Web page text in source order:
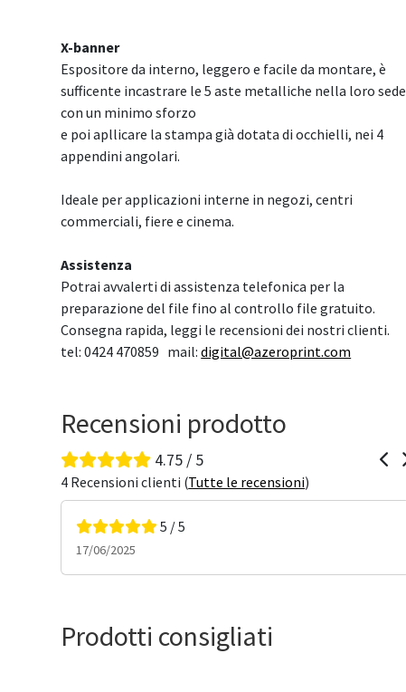
X-banner
Espositore da interno, leggero e facile da montare, è
sufficente incastrare le 5 aste metalliche nella loro sede
con un minimo sforzo
e poi apllicare la stampa già dotata di occhielli, nei 4
appendini angolari.
Ideale per applicazioni interne in negozi, centri
commerciali, fiere e cinema.
Assistenza
Potrai avvalerti di assistenza telefonica per la
preparazione del file fino al controllo file gratuito.
Consegna rapida, leggi le recensioni dei nostri clienti.
tel: 0424 470859 mail:digital@azeroprint.com
Recensioni prodotto
4.75 / 5
4 Recensioni clienti (Tutte le recensioni)
5 / 5
17/06/2025
Prodotti consigliati